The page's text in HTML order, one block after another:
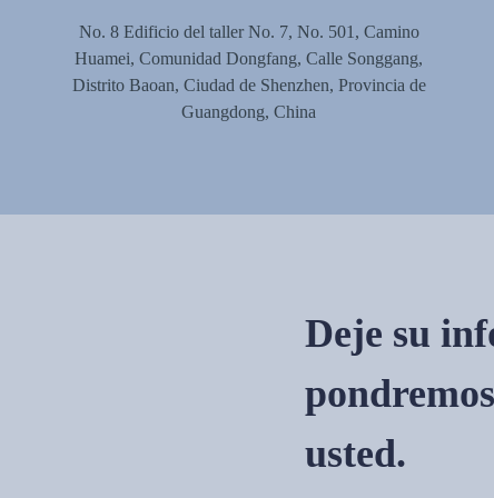
No. 8 Edificio del taller No. 7, No. 501, Camino
Huamei, Comunidad Dongfang, Calle Songgang,
Distrito Baoan, Ciudad de Shenzhen, Provincia de
Guangdong, China
Deje su
usted.